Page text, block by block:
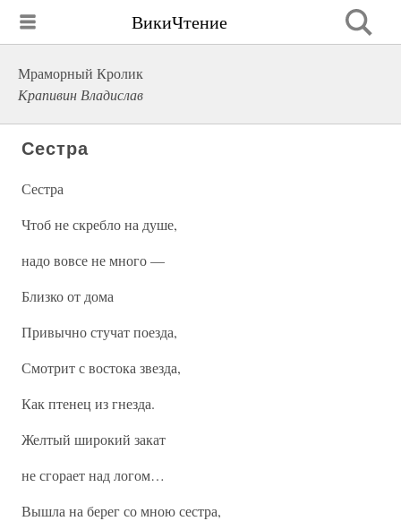
ВикиЧтение
Мраморный Кролик
Крапивин Владислав
Сестра
Сестра
Чтоб не скребло на душе,
надо вовсе не много —
Близко от дома
Привычно стучат поезда,
Смотрит с востока звезда,
Как птенец из гнезда.
Желтый широкий закат
не сгорает над логом…
Вышла на берег со мною сестра,